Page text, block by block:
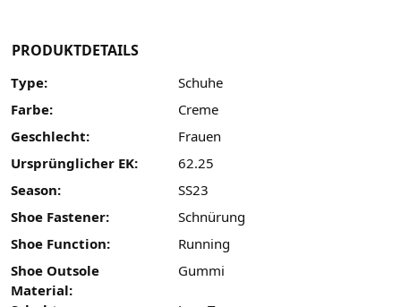
PRODUKTDETAILS
Type:
Schuhe
Farbe:
Creme
Geschlecht:
Frauen
Ursprünglicher EK:
62.25
Season:
SS23
Shoe Fastener:
Schnürung
Shoe Function:
Running
Shoe Outsole
Material:
Gummi